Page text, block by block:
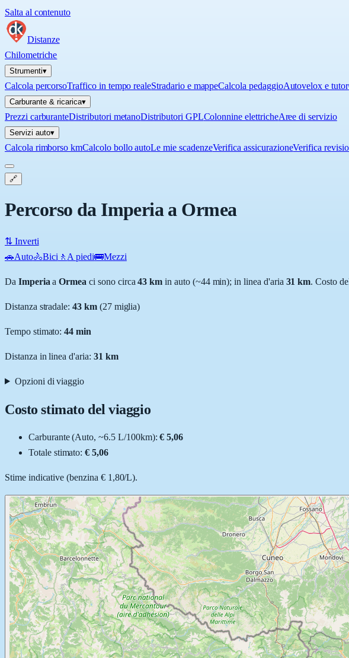
Salta al contenuto
Distanze
Chilometriche
Strumenti▾
Calcola percorsoTraffico in tempo realeStradario e mappeCalcola pedaggioAutovelox e tutor
Carburante & ricarica▾
Prezzi carburanteDistributori metanoDistributori GPLColonnine elettricheAree di servizio
Servizi auto▾
Calcola rimborso kmCalcolo bollo autoLe mie scadenzeVerifica assicurazioneVerifica
🔗
Percorso da Imperia a Ormea
⇅ Inverti
🚗Auto🚴Bici 🚶 A piedi🚌Mezzi
Da Imperia aOrmea ci sono circa 43 km in auto (~44 min); in linea d'aria 31 km. Costo
Distanza stradale:43 km (27miglia)
Tempo stimato:44 min
Distanza in linea d'aria: 31 km
Opzioni di viaggio
Costo stimato del viaggio
Carburante (Auto, ~6.5 L/100km): € 5,06
Totale stimato:€ 5,06
Stime indicative (benzina € 1,80/L).